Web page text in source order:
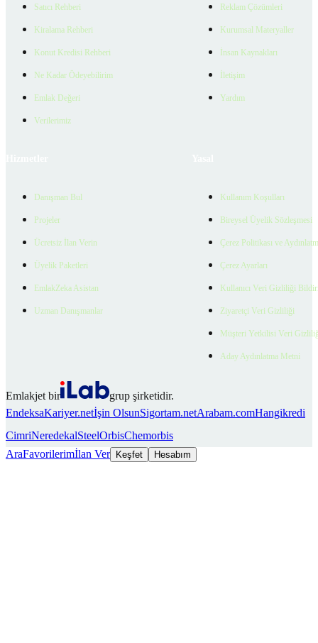
Satıcı Rehberi
Kiralama Rehberi
Konut Kredisi Rehberi
Ne Kadar Ödeyebilirim
Emlak Değeri
Verilerimiz
Reklam Çözümleri
Kurumsal Materyaller
İnsan Kaynakları
İletişim
Yardım
Danışman Bul
Projeler
Ücretsiz İlan Verin
Üyelik Paketleri
EmlakZeka Asistan
Uzman Danışmanlar
Kullanım Koşulları
Bireysel Üyelik Sözleşmesi
Çerez Politikası ve
Çerez Ayarları
Kullanıcı Veri Gizliliği
Ziyaretçi Veri Gizliliği
Müşteri Yetkilisi Veri
Aday Aydınlatma Metni
Emlakjet bir
grup şirketidir.
EndeksaKariyer.netİşin OlsunSigortam.netArabam.comHangikredi
CimriNeredekalSteelOrbisChemorbis
AraFavorilerimİlan Ver Keşfet Hesabım